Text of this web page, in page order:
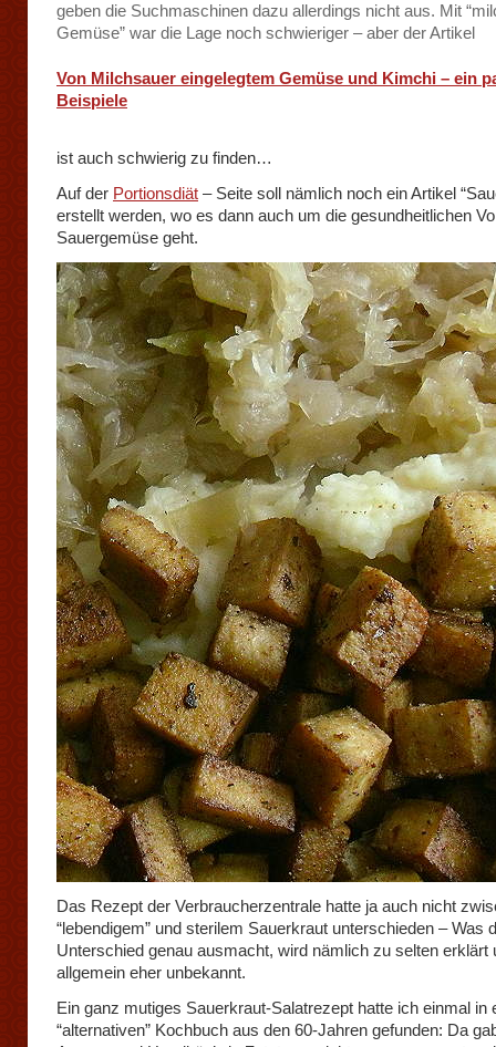
geben die Suchmaschinen dazu allerdings nicht aus. Mit
Gemüse” war die Lage noch schwieriger – aber der Artikel
Von Milchsauer eingelegtem Gemüse und Kimchi – ein
Beispiele
ist auch schwierig zu finden…
Auf der Portionsdiät – Seite soll nämlich noch ein Artikel
erstellt werden, wo es dann auch um die gesundheitlichen
Sauergemüse geht.
Das Rezept der Verbraucherzentrale hatte ja auch nicht
“lebendigem” und sterilem Sauerkraut unterschieden – Was
Unterschied genau ausmacht, wird nämlich zu selten erklärt
allgemein eher unbekannt.
Ein ganz mutiges Sauerkraut-Salatrezept hatte ich einmal in
“alternativen” Kochbuch aus den 60-Jahren gefunden: Da